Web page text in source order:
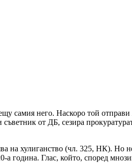
самия него. Наскоро той
от ДБ, сезира
на хулиганство (чл. 325, НК). Но
а година. Глас, който, според